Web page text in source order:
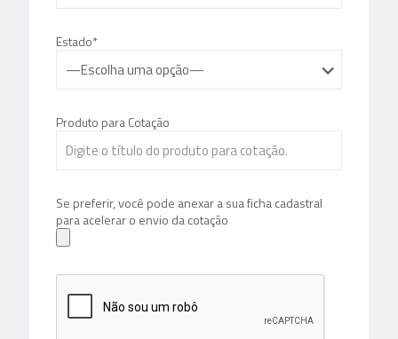
Estado*
Produto para Cotação
Se preferir, você pode anexar a sua ficha cadastral
para acelerar o envio da cotação